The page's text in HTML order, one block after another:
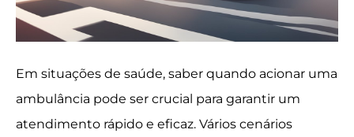
Em situações de saúde, saber quando acionar uma
ambulância pode ser crucial para garantir um
atendimento rápido e eficaz. Vários cenários